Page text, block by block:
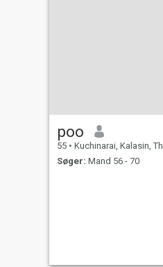
poo
55 • Kuchinarai, Kalasin, Thailand
Søger: Mand 56 - 70